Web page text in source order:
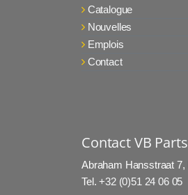
Catalogue
Nouvelles
Emplois
Contact
Contact VB Parts
Abraham Hansstraat 7,
Tel. +32 (0)51 24 06 05